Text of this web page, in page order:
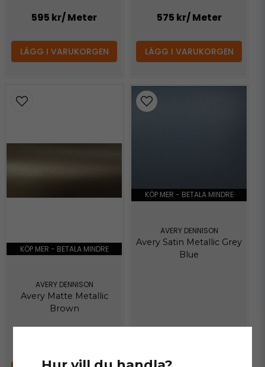
595 kr/ Meter
LÄGG I VARUKORGEN
575 kr/ Meter
LÄGG I VARUKORGEN
KÖP MER - BETALA MINDRE
AVERY DENNISON
Avery Matte Metallic
Brown
KÖP MER - BETALA MINDRE
AVERY DENNISON
Avery Satin Metallic Grey
Blue